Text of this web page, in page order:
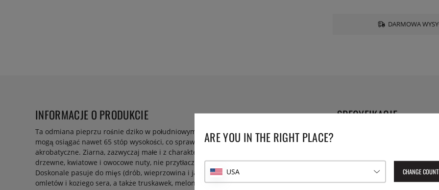
DARMOWA
INFORMACJE O PRODUKCIE
Ta odmiana pieprzu rośnie dziko w południowym Madagaskarze na pnączach, które
mogą osiągać nawet 65 stóp wysokości, co sprawia, że ich zbiór to istne wyzwanie
akrobatyczne. Ziarna, zazwyczaj małe i z charakterystycznym ogonkiem, oferują
drzewne, kwiatowe i owocowe nuty, nie przytłaczając przy tym ostrością.
Doskonale pasuje do mięs (drób, wieprzowina i jagnięcina), warzyw (ziemniaki i sałaty),
omletów i koziego sera, a także truskawek, melonów i czekolady.
SPECYFIKACJE
4006950042493
ARE YOU IN THE RIGHT PLACE?
USA CHANGE